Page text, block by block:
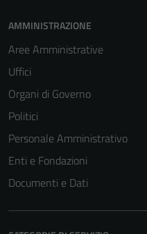
AMMINISTRAZIONE
Aree Amministrative
Uffici
Organi di Governo
Politici
Personale Amministrativo
Enti e Fondazioni
Documenti e Dati